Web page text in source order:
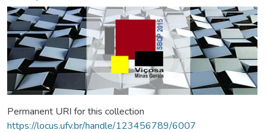
Permanent URI for this collection
https://locus.ufv.br/handle/123456789/6007